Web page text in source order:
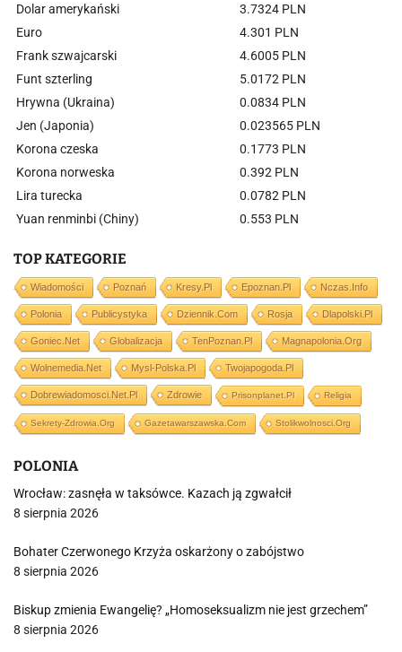
Dolar amerykański
3.7324 PLN
Euro
4.301 PLN
Frank szwajcarski
4.6005 PLN
Funt szterling
5.0172 PLN
Hrywna (Ukraina)
0.0834 PLN
Jen (Japonia)
0.023565 PLN
Korona czeska
0.1773 PLN
Korona norweska
0.392 PLN
Lira turecka
0.0782 PLN
Yuan renminbi (Chiny)
0.553 PLN
TOP KATEGORIE
Wiadomości Poznań Kresy.pl Epoznan.pl Nczas.info
Polonia Publicystyka Dziennik.com Rosja Dlapolski.pl
Goniec.net Globalizacja TenPoznan.pl Magnapolonia.org
Wolnemedia.net Mysl-Polska.pl Twojapogoda.pl
Dobrewiadomosci.net.pl Zdrowie Prisonplanet.pl Religia
Sekrety-Zdrowia.org Gazetawarszawska.com Stolikwolnosci.org
POLONIA
Wrocław: zasnęła w taksówce. Kazach ją zgwałcił
8 sierpnia 2026
Bohater Czerwonego Krzyża oskarżony o zabójstwo
8 sierpnia 2026
Biskup zmienia Ewangelię? „Homoseksualizm nie jest grzechem”
8 sierpnia 2026